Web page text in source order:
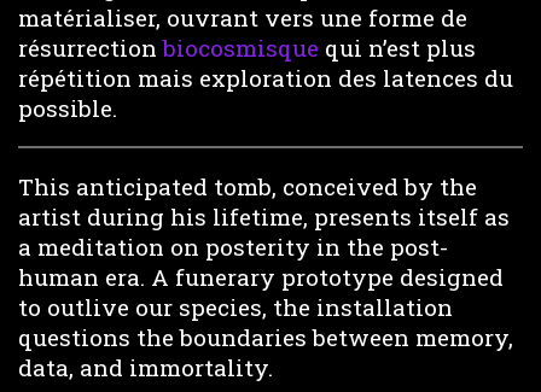
matérialiser, ouvrant vers une forme de
résurrectionbiocosmisque qui n’est plus
répétition mais exploration des latences du
possible.
This anticipated tomb, conceived by the
artist during his lifetime, presents itself as
a meditation on posterity in the post-
human era. A funerary prototype designed
to outlive our species, the installation
questions the boundaries between memory,
data, and immortality.